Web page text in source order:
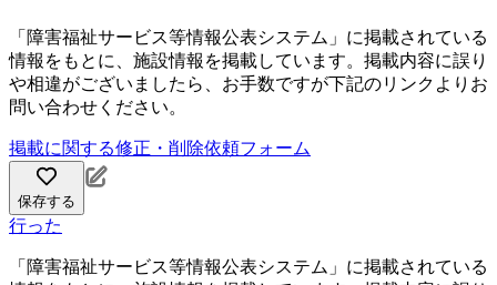
「障害福祉サービス等情報公表システム」に掲載されている
情報をもとに、施設情報を掲載しています。掲載内容に誤り
や相違がございましたら、お手数ですが下記のリンクよりお
問い合わせください。
掲載に関する修正・削除依頼フォーム
保存する
行った
「障害福祉サービス等情報公表システム」に掲載されている